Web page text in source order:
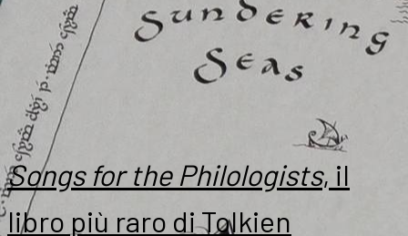
Songs for the Philologists, il
libro più raro di Tolkien